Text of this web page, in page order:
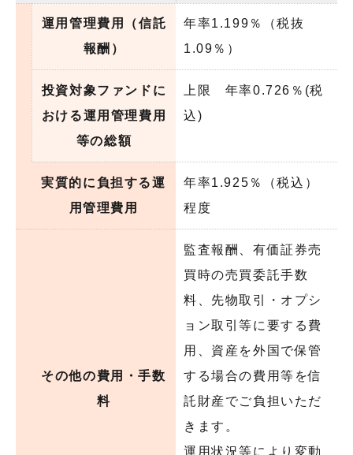
運用管理費用（信託
報酬）
年率1.199％（税抜
1.09％）
投資対象ファンドに
おける運用管理費用
等の総額
上限 年率0.726％(税
込)
実質的に負担する運
用管理費用
年率1.925％（税込）
程度
その他の費用・手数
料
監査報酬、有価証券売
買時の売買委託手数
料、先物取引・オプシ
ョン取引等に要する費
用、資産を外国で保管
する場合の費用等を信
託財産でご負担いただ
きます。
運用状況等により変動